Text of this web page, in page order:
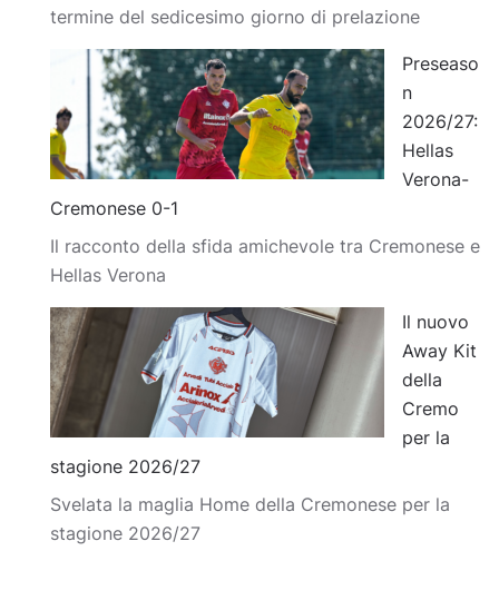
termine del sedicesimo giorno di prelazione
Preseaso
n
2026/27:
Hellas
Verona-
Cremonese 0-1
Il racconto della sfida amichevole tra Cremonese e
Hellas Verona
Il nuovo
Away Kit
della
Cremo
per la
stagione 2026/27
Svelata la maglia Home della Cremonese per la
stagione 2026/27